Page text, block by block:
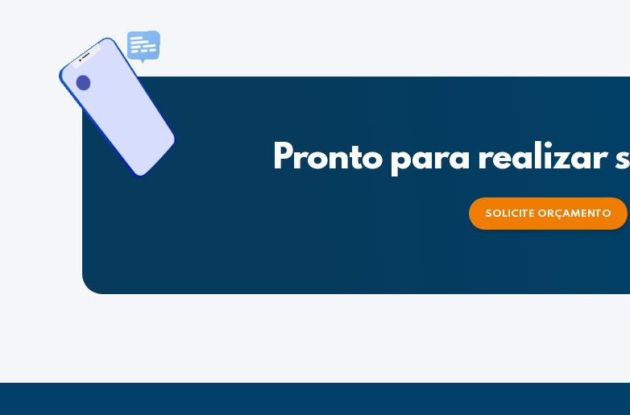
Pronto para realizar
SOLICITE ORÇAMENTO